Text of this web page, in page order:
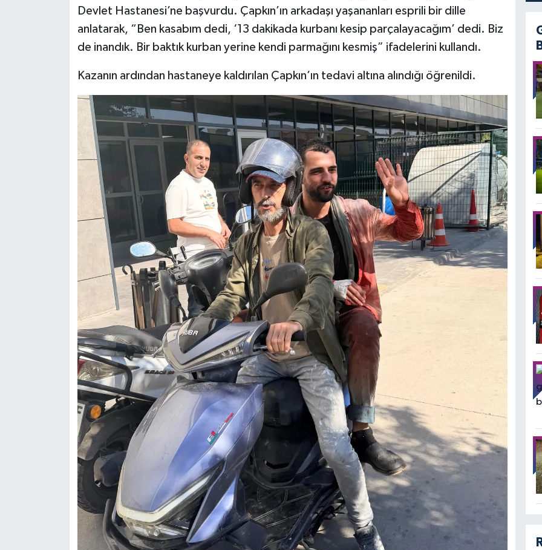
Devlet Hastanesi’ne başvurdu. Çapkın’ın arkadaşı yaşananları esprili bir dille
anlatarak, “Ben kasabım dedi, ‘13 dakikada kurbanı kesip parçalayacağım’ dedi. Biz
de inandık. Bir baktık kurban yerine kendi parmağını kesmiş” ifadelerini kullandı.
Kazanın ardından hastaneye kaldırılan Çapkın’ın tedavi altına alındığı öğrenildi.